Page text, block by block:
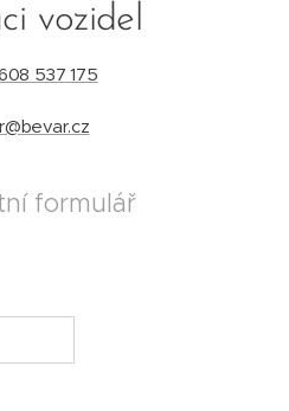
vozidel
537 175
formulář